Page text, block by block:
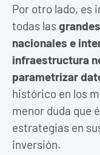
Por otro lado, es
todas las
nacionales e
infraestructura
parametrizar
histórico en los
menor duda que
estrategias en
inversión.